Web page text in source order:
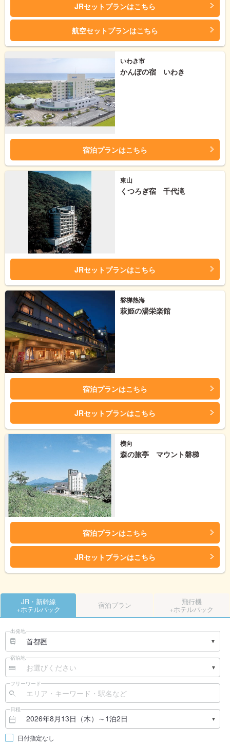
JRセットプランはこちら
航空セットプランはこちら
いわき市
かんぽの宿 いわき
宿泊プランはこちら
東山
くつろぎ宿 千代滝
JRセットプランはこちら
磐梯熱海
萩姫の湯栄楽館
宿泊プランはこちら
JRセットプランはこちら
横向
森の旅亭 マウント磐梯
宿泊プランはこちら
JRセットプランはこちら
JR・新幹線
+ホテルパック 宿泊プラン 飛行機
+ホテルパック
出発地
宿泊地
フリーワード
日程
日付指定なし